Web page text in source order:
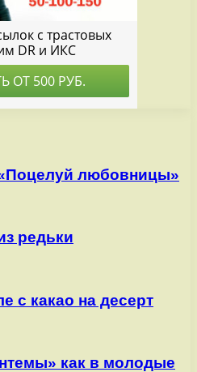
любовницы»
редьки
с какао на десерт
как в молодые